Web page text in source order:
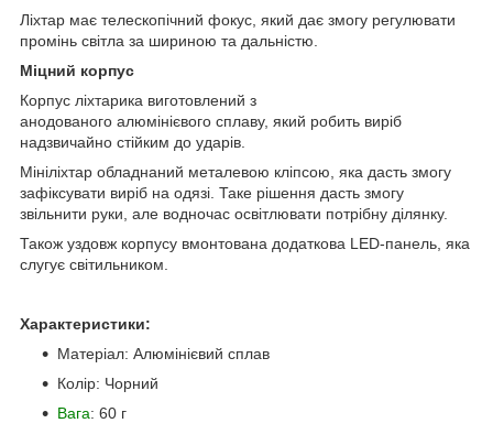
Ліхтар має телескопічний фокус, який дає змогу регулювати
промінь світла за шириною та дальністю.
Міцний корпус
Корпус ліхтарика виготовлений з
анодованого алюмінієвого сплаву, який робить виріб
надзвичайно стійким до ударів.
Мініліхтар обладнаний металевою кліпсою, яка дасть змогу
зафіксувати виріб на одязі. Таке рішення дасть змогу
звільнити руки, але водночас освітлювати потрібну ділянку.
Також уздовж корпусу вмонтована додаткова LED-панель, яка
слугує світильником.
Характеристики:
Матеріал: Алюмінієвий сплав
Колір: Чорний
Вага: 60 г